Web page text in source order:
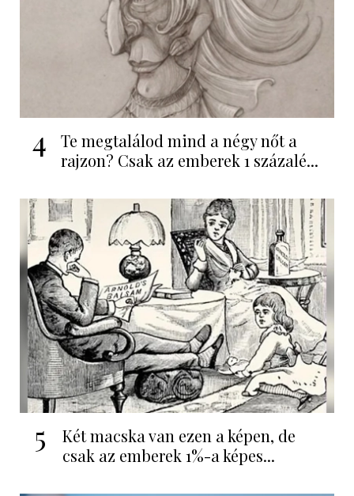
4
Te megtalálod mind a négy nőt a
rajzon? Csak az emberek 1 százalé...
5
Két macska van ezen a képen, de
csak az emberek 1%-a képes...